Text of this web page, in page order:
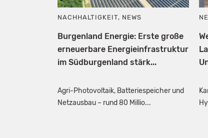
NACHHALTIGKEIT, NEWS
Burgenland Energie: Erste große
erneuerbare Energieinfrastruktur
im Südburgenland stärk...
Agri-Photovoltaik, Batteriespeicher und
Netzausbau – rund 80 Millio...